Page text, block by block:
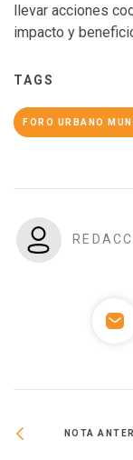
llevar acciones
impacto y
TAGS
FORO URBANO
NOTA